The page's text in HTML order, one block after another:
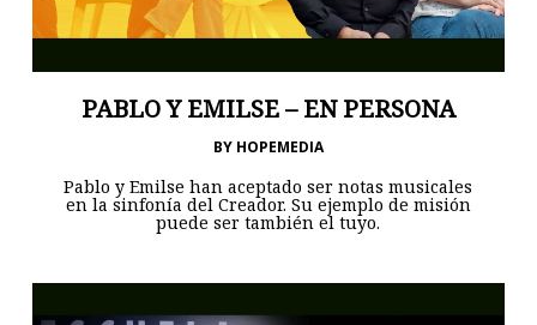
PABLO Y EMILSE – EN PERSONA
BY HOPEMEDIA
Pablo y Emilse han aceptado ser notas musicales
en la sinfonía del Creador. Su ejemplo de misión
puede ser también el tuyo.